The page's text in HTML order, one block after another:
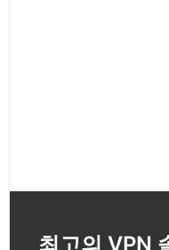
최고의 VPN